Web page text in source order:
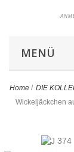
MENÜ
Home / DIE
Wickeljäckchen